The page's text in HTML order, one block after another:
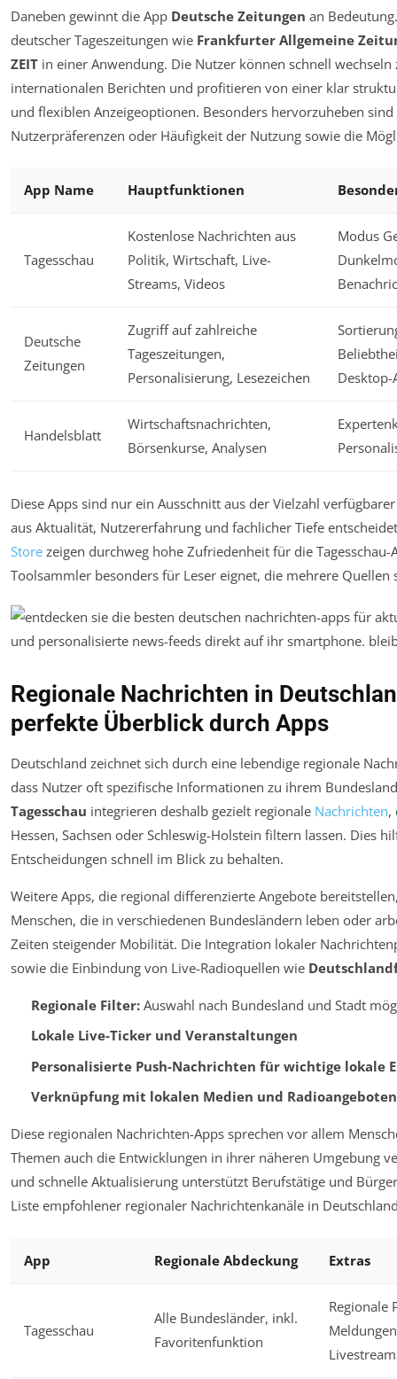
Daneben gewinnt die App Deutsche Zeitungen an
deutscher Tageszeitungen wie Frankfurter Allgemeine
ZEIT in einer Anwendung. Die Nutzer können schnell
internationalen Berichten und profitieren von einer klar
und flexiblen Anzeigeoptionen. Besonders hervorzuheben
Nutzerpräferenzen oder Häufigkeit der Nutzung sowie die
App Name Hauptfunktionen
Tagesschau
Kostenlose Nachrichten aus
Politik, Wirtschaft, Live-
Streams, Videos
Modus
Deutsche
Zeitungen
Zugriff auf zahlreiche
Tageszeitungen,
Personalisierung, Lesezeichen
Desktop-
Handelsblatt
Wirtschaftsnachrichten,
Börsenkurse, Analysen
Diese Apps sind nur ein Ausschnitt aus der Vielzahl
aus Aktualität, Nutzererfahrung und fachlicher Tiefe
Store zeigen durchweg hohe Zufriedenheit für die Tagesschau-
Toolsammler besonders für Leser eignet, die mehrere
Regionale Nachrichten in
perfekte Überblick durch Apps
Deutschland zeichnet sich durch eine lebendige regionale
dass Nutzer oft spezifische Informationen zu ihrem
Tagesschau integrieren deshalb gezielt regionale Nachrichten,
Hessen, Sachsen oder Schleswig-Holstein filtern lassen. Dies
Entscheidungen schnell im Blick zu behalten.
Weitere Apps, die regional differenzierte Angebote
Menschen, die in verschiedenen Bundesländern leben oder
Zeiten steigender Mobilität. Die Integration lokaler
sowie die Einbindung von Live-Radioquellen wie
Regionale Filter:Auswahl nach Bundesland und Stadt
Lokale Live-Ticker und Veranstaltungen
Personalisierte Push-Nachrichten für wichtige lokale
Verknüpfung mit lokalen Medien und Radioangeboten
Diese regionalen Nachrichten-Apps sprechen vor allem
Themen auch die Entwicklungen in ihrer näheren Umgebung
und schnelle Aktualisierung unterstützt Berufstätige und
Liste empfohlener regionaler Nachrichtenkanäle in
App Regionale Abdeckung Extras
Tagesschau
Alle Bundesländer, inkl.
Favoritenfunktion
Regionale